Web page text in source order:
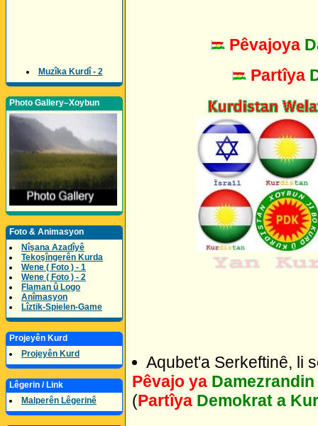
Muzîka Kurdî - 2
Photo Gallery–Xoybun
Foto & Animasyon
Nîşana Azadîyê
Tekoşîngerên Kurda
Wene ( Foto ) - 1
Wene ( Foto ) - 2
Flaman û Logo
Anîmasyon
Lîztik-Spielen-Game
Projeyên Kurd
Projeyên Kurd
Lêgerin / Link
Malperên Lêgerinê
Pêvajoya
Partîya
Aqubet'a Serkeftinê, li
Pêvajo ya
(Partîya Demokrat a